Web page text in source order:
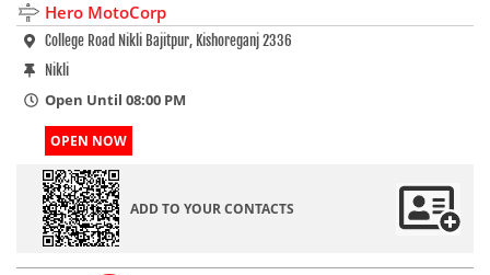
Hero MotoCorp
College Road Nikli Bajitpur, Kishoreganj 2336
Nikli
Open Until 08:00 PM
OPEN NOW
ADD TO YOUR CONTACTS